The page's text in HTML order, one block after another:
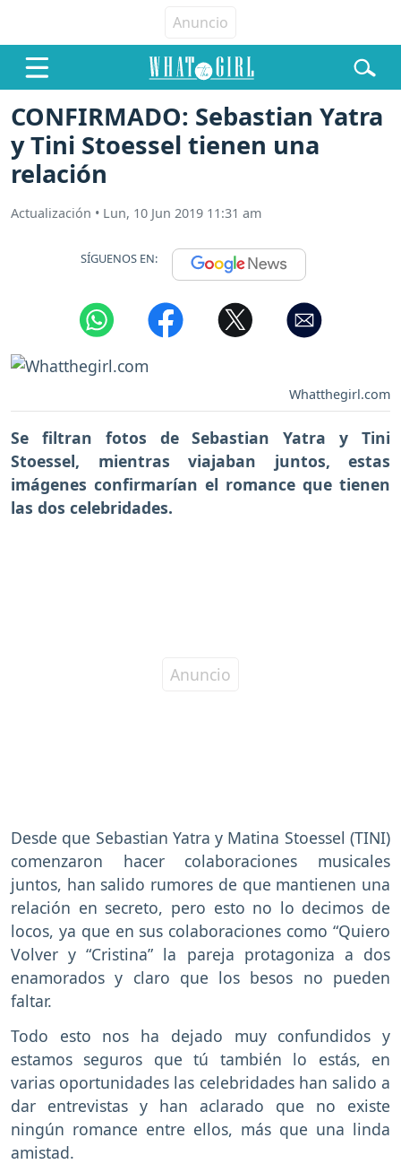
CONFIRMADO: Sebastian Yatra
y Tini Stoessel tienen una
relación
Actualización • Lun, 10 Jun 2019 11:31 am
SÍGUENOS EN:
Whatthegirl.com
Se filtran fotos de Sebastian Yatra y Tini
Stoessel, mientras viajaban juntos, estas
imágenes confirmarían el romance que tienen
las dos celebridades.
Desde que Sebastian Yatra y Matina Stoessel (TINI)
comenzaron hacer colaboraciones musicales
juntos, han salido rumores de que mantienen una
relación en secreto, pero esto no lo decimos de
locos, ya que en sus colaboraciones como “Quiero
Volver y “Cristina” la pareja protagoniza a dos
enamorados y claro que los besos no pueden
faltar.
Todo esto nos ha dejado muy confundidos y
estamos seguros que tú también lo estás, en
varias oportunidades las celebridades han salido a
dar entrevistas y han aclarado que no existe
ningún romance entre ellos, más que una linda
amistad.